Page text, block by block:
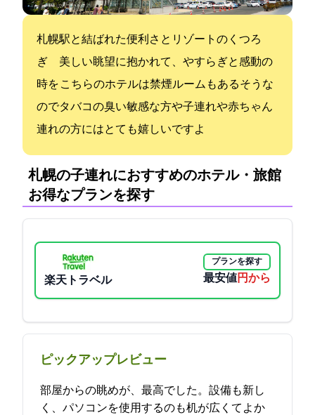
札幌駅と結ばれた便利さとリゾートのくつろ
ぎ 美しい眺望に抱かれて、やすらぎと感動の
時を こちらのホテルは禁煙ルームもあるそうな
のでタバコの臭い敏感な方や子連れや赤ちゃん
連れの方にはとても嬉しいですよ
札幌の子連れにおすすめのホテル・旅館:
お得なプランを探す
楽天トラベル
プランを探す
最安値10225円から
ピックアップレビュー
部屋からの眺めが、最高でした。設備も新し
く、パソコンを使用するのも机が広くてよか